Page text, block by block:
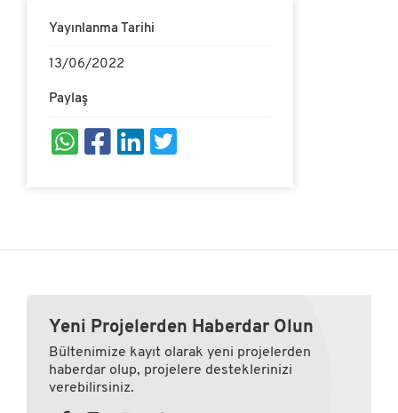
Yayınlanma Tarihi
13/06/2022
Paylaş
Yeni Projelerden Haberdar Olun
Bültenimize kayıt olarak yeni projelerden
haberdar olup, projelere desteklerinizi
verebilirsiniz.